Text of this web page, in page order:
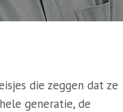
die zeggen dat ze
generatie, de